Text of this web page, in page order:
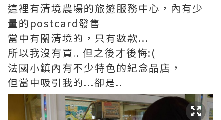
這裡有清境農場的旅遊服務中心，內有少
量的postcard發售
當中有關清境的，只有數款...
所以我沒有買.. 但之後才後悔:(
法國小鎮內有不少特色的紀念品店，
但當中吸引我的...卻是..